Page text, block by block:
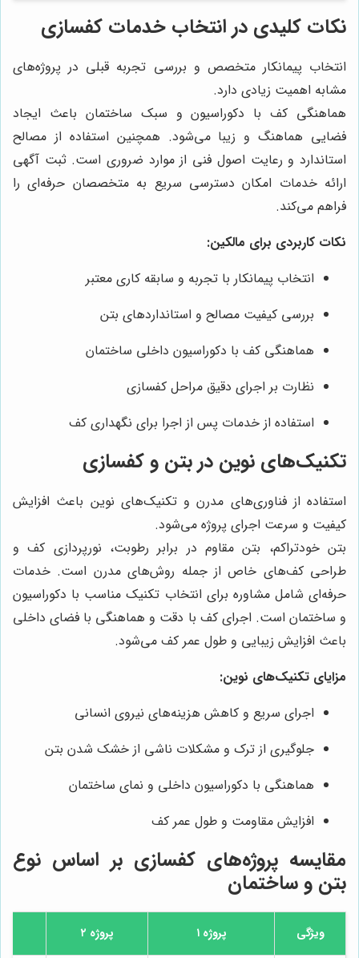
نکات کلیدی در انتخاب خدمات کفسازی
انتخاب پیمانکار متخصص و بررسی تجربه قبلی در پروژه‌های
مشابه اهمیت زیادی دارد.
هماهنگی کف با دکوراسیون و سبک ساختمان باعث ایجاد
فضایی هماهنگ و زیبا می‌شود. همچنین استفاده از مصالح
استاندارد و رعایت اصول فنی از موارد ضروری است. ثبت آگهی
ارائه خدمات امکان دسترسی سریع به متخصصان حرفه‌ای را
فراهم می‌کند.
نکات کاربردی برای مالکین:
انتخاب پیمانکار با تجربه و سابقه کاری معتبر
بررسی کیفیت مصالح و استانداردهای بتن
هماهنگی کف با دکوراسیون داخلی ساختمان
نظارت بر اجرای دقیق مراحل کفسازی
استفاده از خدمات پس از اجرا برای نگهداری کف
تکنیک‌های نوین در بتن و کفسازی
استفاده از فناوری‌های مدرن و تکنیک‌های نوین باعث افزایش
کیفیت و سرعت اجرای پروژه می‌شود.
بتن خودتراکم، بتن مقاوم در برابر رطوبت، نورپردازی کف و
طراحی کف‌های خاص از جمله روش‌های مدرن است. خدمات
حرفه‌ای شامل مشاوره برای انتخاب تکنیک مناسب با دکوراسیون
و ساختمان است. اجرای کف با دقت و هماهنگی با فضای داخلی
باعث افزایش زیبایی و طول عمر کف می‌شود.
مزایای تکنیک‌های نوین:
اجرای سریع و کاهش هزینه‌های نیروی انسانی
جلوگیری از ترک و مشکلات ناشی از خشک شدن بتن
هماهنگی با دکوراسیون داخلی و نمای ساختمان
افزایش مقاومت و طول عمر کف
مقایسه پروژه‌های کفسازی بر اساس نوع
بتن و ساختمان
ویژگی پروژه ۱ پروژه ۲